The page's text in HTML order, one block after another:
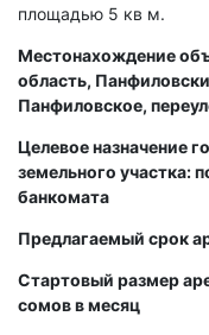
площадью 5 кв м.
Местонахождение
область,
Панфиловское,
Целевое назначение
земельного участка:
банкомата
Предлагаемый срок
Стартовый размер
сомов в месяц